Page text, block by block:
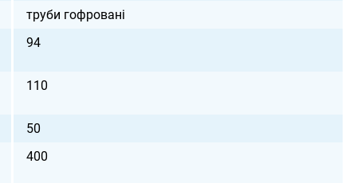
труби гофровані
94
110
50
400